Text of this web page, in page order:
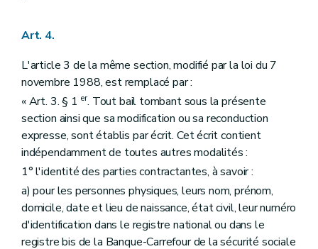
Art. 4.
L'article 3 de la même section, modifié par la loi du 7
novembre 1988, est remplacé par :
« Art. 3. § 1 er. Tout bail tombant sous la présente
section ainsi que sa modification ou sa reconduction
expresse, sont établis par écrit. Cet écrit contient
indépendamment de toutes autres modalités :
1° l'identité des parties contractantes, à savoir :
a) pour les personnes physiques, leurs nom, prénom,
domicile, date et lieu de naissance, état civil, leur numéro
d'identification dans le registre national ou dans le
registre bis de la Banque-Carrefour de la sécurité sociale